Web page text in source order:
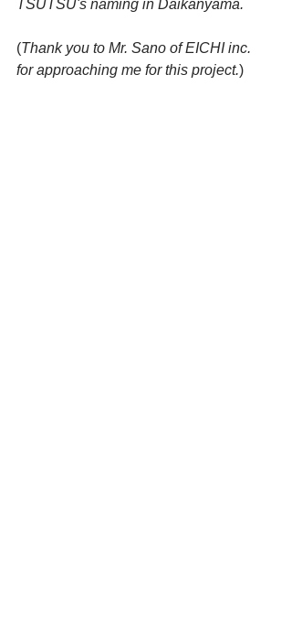
TSUTSU's naming in Daikanyama.
(Thank you to Mr. Sano of EICHI inc.
for approaching me for this project.)